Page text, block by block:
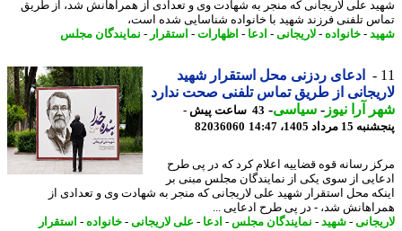
علی لاریجانی که منجر به شهادت وی و تعدادی از همراهانش شد، از طریق
تلفنی فرزند شهید با خانواده شناسایی شده است،
-خانواده- لاریجانی-ادعا -اظهارات- استقرار- نمایندگان مجلس
ادعای ردزنی محل استقرار شهید
از طریق تماس تلفنی صحت ندارد
آرا نیوز-سیاسی-
43 ساعت پیش -
1405، 14:47
82036060
رسانه قوه قضاییه اعلام کرد که در پی طرح
از سوی یکی از نمایندگان مجلس مبنی بر
محل استقرار شهید علی لاریجانی که منجر به شهادت وی و تعدادی از
شد، - در پی طرح ادعایی ...
-شهید-نمایندگان مجلس-ادعا -علی لاریجانی-خانواده- استقرار